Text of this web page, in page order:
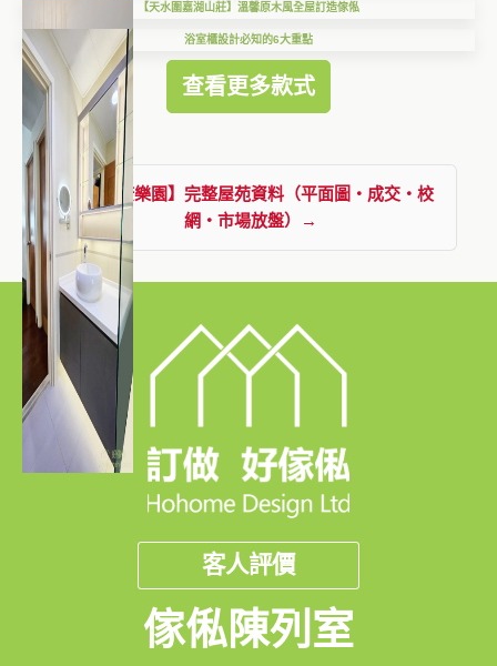
【天水圍嘉湖山莊】溫馨原木風全屋訂造傢俬
浴室櫃設計必知的6大重點
查看更多款式
查看【康樂園】完整屋苑資料（平面圖・成交・校
網・市場放盤）→
客人評價
傢俬陳列室